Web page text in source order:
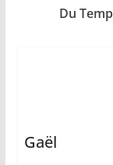
Du
Gaël